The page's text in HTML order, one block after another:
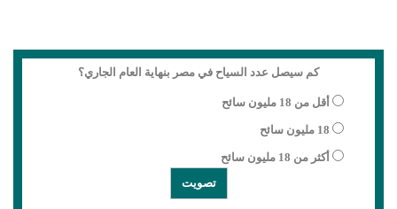
كم سيصل عدد السياح في مصر بنهاية العام الجاري؟
أقل من 18 مليون سائح
18 مليون سائح
أكثر من 18 مليون سائح